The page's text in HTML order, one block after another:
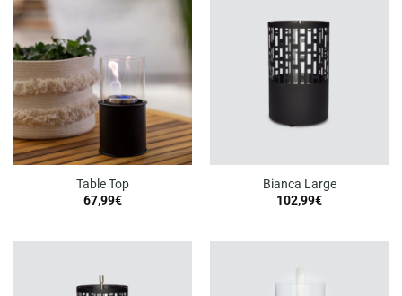
Table Top
67,99€
Bianca Large
102,99€